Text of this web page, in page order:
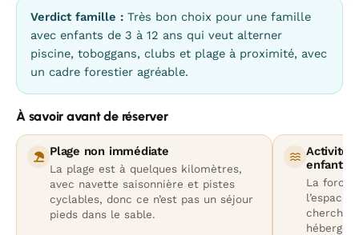
Verdict famille : Très bon choix pour une famille
avec enfants de 3 à 12 ans qui veut alterner
piscine, toboggans, clubs et plage à proximité, avec
un cadre forestier agréable.
À savoir avant de réserver
Plage non immédiate
La plage est à quelques kilomètres,
avec navette saisonnière et pistes
cyclables, donc ce n’est pas un séjour
pieds dans le sable.
Activités
enfants
La force
l’espace